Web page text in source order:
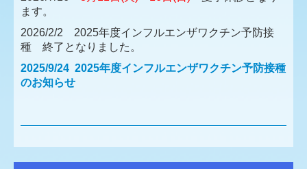
ます。
2026/2/2 2025年度インフルエンザワクチン予防接
種 終了となりました。
2025/9/24 2025年度インフルエンザワクチン予防接種
のお知らせ